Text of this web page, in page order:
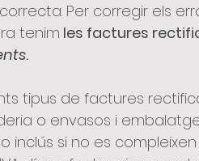
Per corregir els
tenim les factures
.
tipus de factures
o envasos i
o inclús si no es